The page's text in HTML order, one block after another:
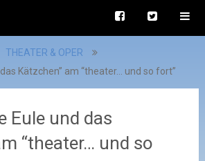
THEATER & OPER
Kätzchen” am “theater… und so fort”
Eule und das
“theater… und so